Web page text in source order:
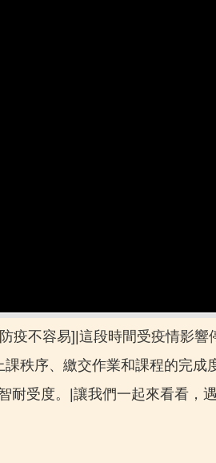
疫不容易]|這段時間受疫情影
秩序、繳交作業和課程的完
受度。|讓我們一起來看看，